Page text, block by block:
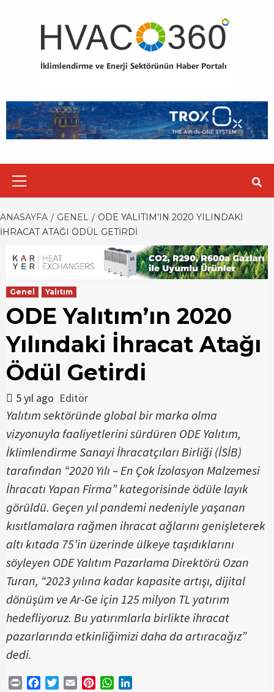
ANASAYFA GENEL
ODE YALITIM’IN 2020 YILINDAKI
İHRACAT ATAĞI ÖDÜL GETIRDI
Genel Yalıtım
ODE Yalıtım’ın 2020
Yılındaki İhracat Atağı
Ödül Getirdi
5 yıl ago Editör
Yalıtım sektöründe global bir marka olma
vizyonuyla faaliyetlerini sürdüren ODE Yalıtım,
İklimlendirme Sanayi İhracatçıları Birliği (İSİB)
tarafından “2020 Yılı – En Çok İzolasyon Malzemesi
İhracatı Yapan Firma” kategorisinde ödüle layık
görüldü. Geçen yıl pandemi nedeniyle yaşanan
kısıtlamalara rağmen ihracat ağlarını genişleterek
altı kıtada 75’in üzerinde ülkeye taşıdıklarını
söyleyen ODE Yalıtım Pazarlama Direktörü Ozan
Turan, “2023 yılına kadar kapasite artışı, dijital
dönüşüm ve Ar-Ge için 125 milyon TL yatırım
hedefliyoruz. Bu yatırımlarla birlikte ihracat
pazarlarında etkinliğimizi daha da artıracağız”
dedi.
Print FacebookTwitterEmail PinterestWhatsApp